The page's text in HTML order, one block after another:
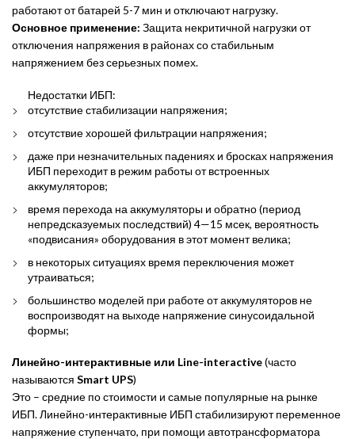
работают от батарей 5-7 мин и отключают нагрузку.
Основное применение: Защита некритичной нагрузки от
отключения напряжения в районах со стабильным
напряжением без серьезных помех.
Недостатки ИБП:
отсутствие стабилизации напряжения;
отсутствие хорошей фильтрации напряжения;
даже при незначительных падениях и бросках напряжения
ИБП переходит в режим работы от встроенных
аккумуляторов;
время перехода на аккумуляторы и обратно (период
непредсказуемых последствий) 4—15 мсек, вероятность
«подвисания» оборудования в этот момент велика;
в некоторых ситуациях время переключения может
утраиваться;
большинство моделей при работе от аккумуляторов не
воспроизводят на выходе напряжение синусоидальной
формы;
Линейно-интерактивные или Line-interactive(часто
называются Smart UPS)
Это – средние по стоимости и самые популярные на рынке
ИБП. Линейно-интерактивные ИБП стабилизируют переменное
напряжение ступенчато, при помощи автотрансформатора